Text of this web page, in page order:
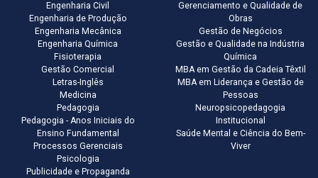
Engenharia Civil
Engenharia de Produção
Engenharia Mecânica
Engenharia Química
Fisioterapia
Gestão Comercial
Letras-Inglês
Medicina
Pedagogia
Pedagogia - Anos Iniciais do
Ensino Fundamental
Processos Gerenciais
Psicologia
Publicidade e Propaganda
Gerenciamento e Qualidade de
Obras
Gestão de Negócios
Gestão e Qualidade na Indústria
Química
MBA em Gestão da Cadeia Têxtil
MBA em Liderança e Gestão de
Pessoas
Neuropsicopedagogia
Institucional
Saúde Mental e Ciência do Bem-
Viver